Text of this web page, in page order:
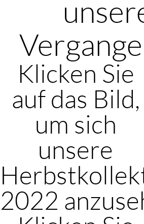
Klicken Sie
auf das Bild,
um sich
unsere
2022